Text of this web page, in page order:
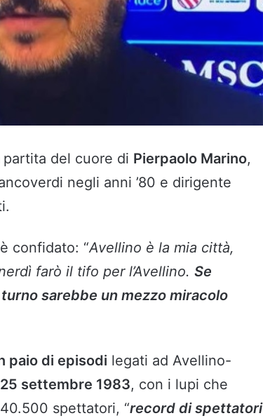
partita del cuore di Pierpaolo Marino,
negli anni ’80 e dirigente
confidato: “Avellino è la mia città,
farò il tifo per l’Avellino. Se
sarebbe un mezzo miracolo
paio di episodi legati ad Avellino-
25 settembre 1983, con i lupi che
spettatori, “record di spettatori